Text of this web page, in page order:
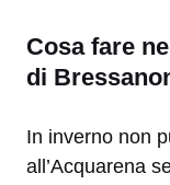
Cosa fare
di
In inverno non
all’Acquarena